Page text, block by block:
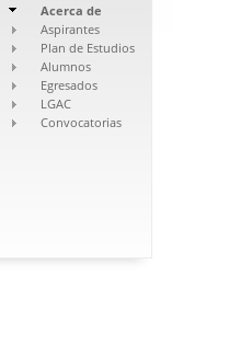
Acerca de
Aspirantes
Plan de Estudios
Alumnos
Egresados
LGAC
Convocatorias